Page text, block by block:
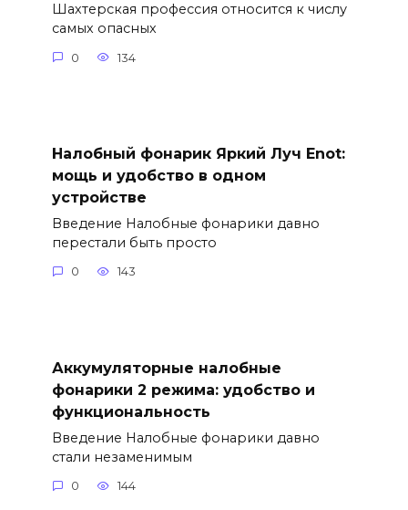
Шахтерская профессия относится к числу
самых опасных
0 134
Налобный фонарик Яркий Луч Enot:
мощь и удобство в одном
устройстве
Введение Налобные фонарики давно
перестали быть просто
0 143
Аккумуляторные налобные
фонарики 2 режима: удобство и
функциональность
Введение Налобные фонарики давно
стали незаменимым
0 144